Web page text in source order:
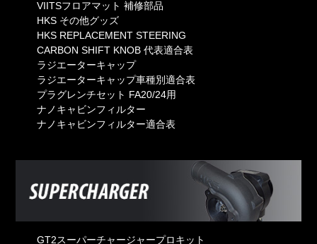
VIITSフロアマット 補修部品
HKS その他グッズ
HKS REPLACEMENT STEERING
CARBON SHIFT KNOB 代表適合表
ラジエーターキャップ
ラジエーターキャップ車種別適合表
プラグレンチセット FA20/24用
ナノキャビンフィルター
ナノキャビンフィルター適合表
GT2スーパーチャージャープロキット